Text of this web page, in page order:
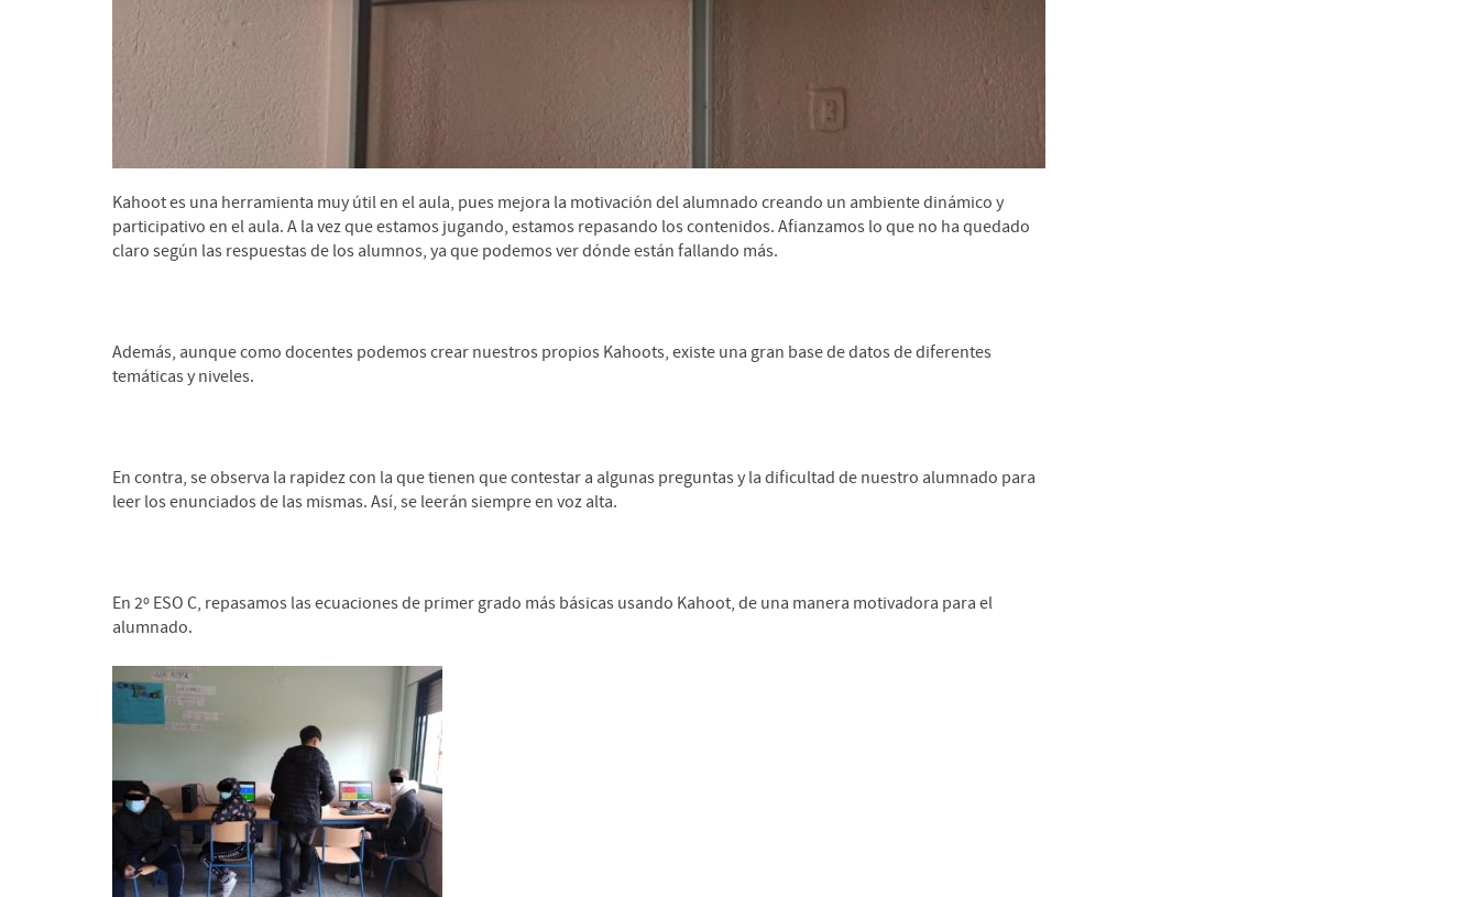
Kahoot es una herramienta muy útil en el aula, pues mejora la motivación del alumnado creando un ambiente dinámico y
participativo en el aula. A la vez que estamos jugando, estamos repasando los contenidos. Afianzamos lo que no ha quedado
claro según las respuestas de los alumnos, ya que podemos ver dónde están fallando más.
Además, aunque como docentes podemos crear nuestros propios Kahoots, existe una gran base de datos de diferentes
temáticas y niveles.
En contra, se observa la rapidez con la que tienen que contestar a algunas preguntas y la dificultad de nuestro alumnado para
leer los enunciados de las mismas. Así, se leerán siempre en voz alta.
En 2º ESO C, repasamos las ecuaciones de primer grado más básicas usando Kahoot, de una manera motivadora para el
alumnado.